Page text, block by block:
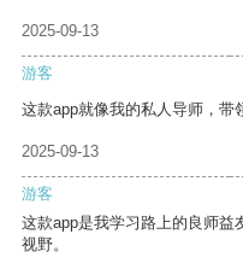
2025-09-13
游客
这款app就像我的私人导师，带
2025-09-13
游客
这款app是我学习路上的良师益
视野。